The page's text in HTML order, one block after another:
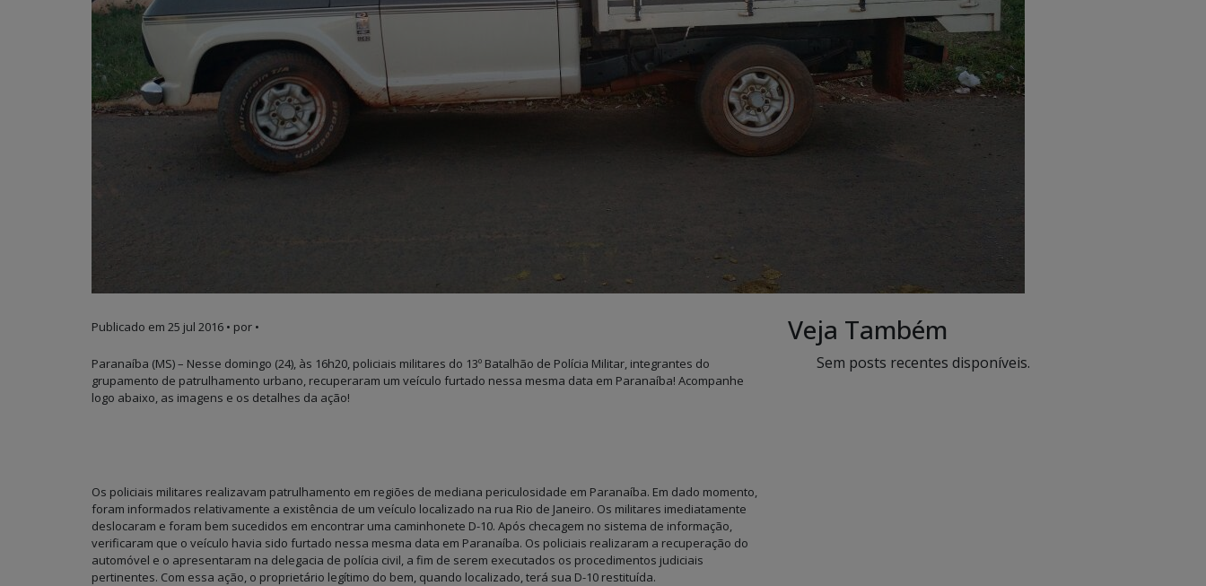
Publicado em 25 jul 2016 • por •
Paranaíba (MS) – Nesse domingo (24), às 16h20, policiais militares do 13º Batalhão de Polícia Militar, integrantes do
grupamento de patrulhamento urbano, recuperaram um veículo furtado nessa mesma data em Paranaíba! Acompanhe
logo abaixo, as imagens e os detalhes da ação!
Os policiais militares realizavam patrulhamento em regiões de mediana periculosidade em Paranaíba. Em dado momento,
foram informados relativamente a existência de um veículo localizado na rua Rio de Janeiro. Os militares imediatamente
deslocaram e foram bem sucedidos em encontrar uma caminhonete D-10. Após checagem no sistema de informação,
verificaram que o veículo havia sido furtado nessa mesma data em Paranaíba. Os policiais realizaram a recuperação do
automóvel e o apresentaram na delegacia de polícia civil, a fim de serem executados os procedimentos judiciais
pertinentes. Com essa ação, o proprietário legítimo do bem, quando localizado, terá sua D-10 restituída.
Veja Também
Sem posts recentes disponíveis.